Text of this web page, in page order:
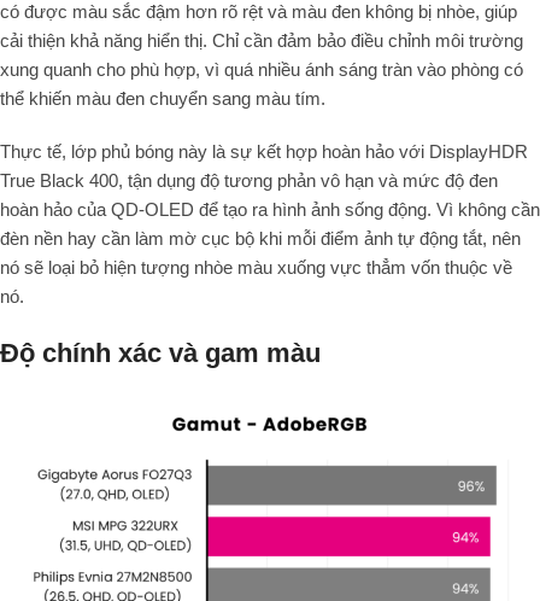
có được màu sắc đậm hơn rõ rệt và màu đen không bị nhòe, giúp
cải thiện khả năng hiển thị. Chỉ cần đảm bảo điều chỉnh môi trường
xung quanh cho phù hợp, vì quá nhiều ánh sáng tràn vào phòng có
thể khiến màu đen chuyển sang màu tím.
Thực tế, lớp phủ bóng này là sự kết hợp hoàn hảo với DisplayHDR
True Black 400, tận dụng độ tương phản vô hạn và mức độ đen
hoàn hảo của QD-OLED để tạo ra hình ảnh sống động. Vì không cần
đèn nền hay cần làm mờ cục bộ khi mỗi điểm ảnh tự động tắt, nên
nó sẽ loại bỏ hiện tượng nhòe màu xuống vực thẳm vốn thuộc về
nó.
Độ chính xác và gam màu